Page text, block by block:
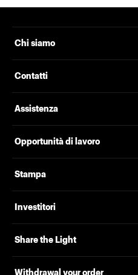
Chi siamo
Contatti
Assistenza
Opportunità di lavoro
Stampa
Investitori
Share the Light
Withdrawal your order